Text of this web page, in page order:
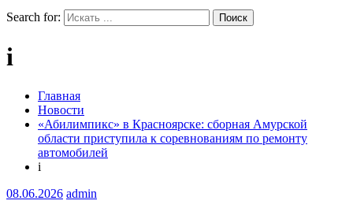
Search for:
i
Главная
Новости
«Абилимпикс» в Красноярске: сборная Амурской
области приступила к соревнованиям по ремонту
автомобилей
i
08.06.2026 admin